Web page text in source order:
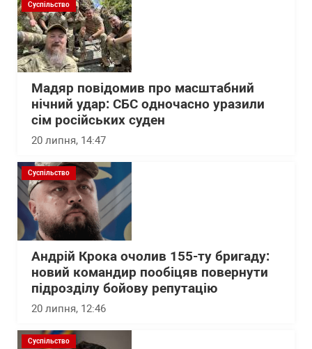
Суспільство
Мадяр повідомив про масштабний
нічний удар: СБС одночасно уразили
сім російських суден
20 липня, 14:47
Суспільство
Андрій Крока очолив 155-ту бригаду:
новий командир пообіцяв повернути
підрозділу бойову репутацію
20 липня, 12:46
Суспільство